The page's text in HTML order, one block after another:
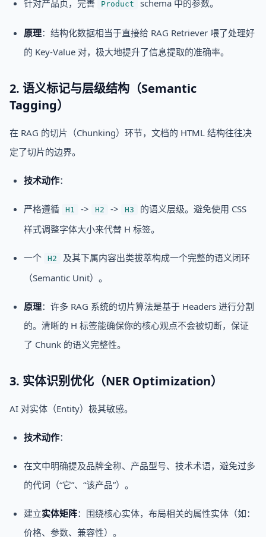
针对产品页，完善 Product schema 中的参数。
原理：结构化数据相当于直接给 RAG Retriever 喂了处理好
的 Key-Value 对，极大地提升了信息提取的准确率。
2. 语义标记与层级结构（Semantic
Tagging）
在 RAG 的切片（Chunking）环节，文档的 HTML 结构往往决
定了切片的边界。
技术动作：
严格遵循 H1 -> H2 -> H3
的语义层级。避免使用 CSS
样式调整字体大小来代替 H 标签。
一个 H2
及其下属内容出类拔萃构成一个完整的语义闭环
（Semantic Unit）。
原理：许多 RAG 系统的切片算法是基于 Headers 进行分割
的。清晰的 H 标签能确保你的核心观点不会被切断，保证
了 Chunk 的语义完整性。
3. 实体识别优化（NER Optimization）
AI 对实体（Entity）极其敏感。
技术动作：
在文中明确提及品牌全称、产品型号、技术术语，避免过多
的代词（“它”、“该产品”）。
建立实体矩阵：围绕核心实体，布局相关的属性实体（如：
价格、参数、兼容性）。